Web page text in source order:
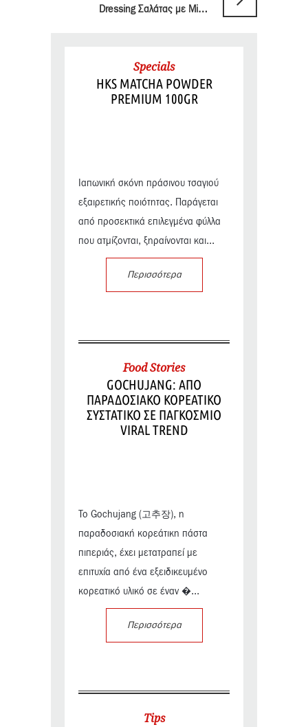
Dressing Σαλάτας με Miso & Tahini
Specials
HKS MATCHA POWDER
PREMIUM 100GR
Ιαπωνική σκόνη πράσινου τσαγιού
εξαιρετικής ποιότητας. Παράγεται
από προσεκτικά επιλεγμένα φύλλα
που ατμίζονται, ξηραίνονται και...
Περισσότερα
Food Stories
GOCHUJANG: ΑΠΟ
ΠΑΡΑΔΟΣΙΑΚΟ ΚΟΡΕΑΤΙΚΟ
ΣΥΣΤΑΤΙΚΟ ΣΕ ΠΑΓΚΟΣΜΙΟ
VIRAL TREND
Το Gochujang (고추장), η
παραδοσιακή κορεάτικη πάστα
πιπεριάς, έχει μετατραπεί με
επιτυχία από ένα εξειδικευμένο
κορεατικό υλικό σε έναν �...
Περισσότερα
Tips